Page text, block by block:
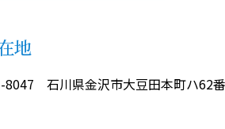
地
8047 石川県金沢市大豆田本町ハ62